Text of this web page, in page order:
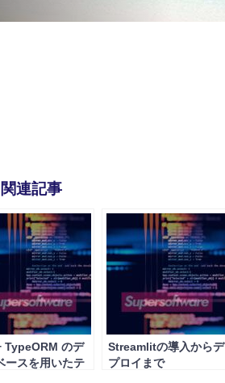
関連記事
TypeORM のデ
ースを用いたテ
Streamlitの導入からデ
プロイまで